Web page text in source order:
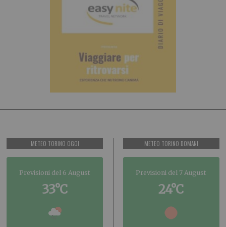
METEO TORINO OGGI
Previsioni del 6 August
33°C
METEO TORINO DOMANI
Previsioni del 7 August
24°C